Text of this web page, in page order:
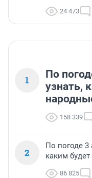
24 473
1
По
узнать,
158 339
2
По погоде 3
каким
86 825